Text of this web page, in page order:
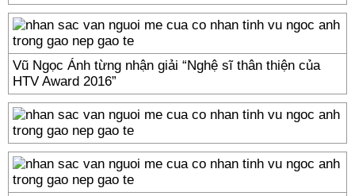
Vũ Ngọc Ánh từng nhận giải “Nghệ sĩ thân thiện của
HTV Award 2016”